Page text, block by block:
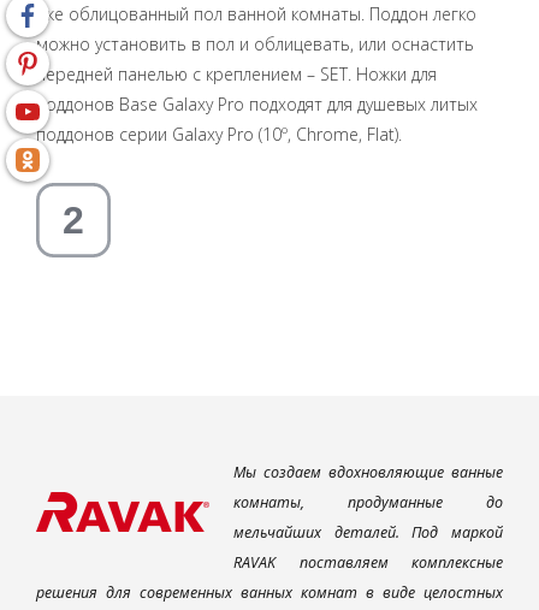
уже облицованный пол ванной комнаты. Поддон легко
можно установить в пол и облицевать, или оснастить
передней панелью с креплением – SET. Ножки для
поддонов Base Galaxy Pro подходят для душевых литых
поддонов серии Galaxy Pro (10º, Chrome, Flat).
Мы создаем вдохновляющие ванные
комнаты, продуманные до
мельчайших деталей. Под маркой
RAVAK поставляем комплексные
решения для современных ванных комнат в виде целостных